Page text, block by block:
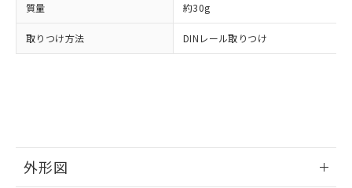
質量 約30g
取りつけ方法 DINレール取りつけ
外形図
お客様が当ウェブサイト上で当社にご
登録された部品リストについて、当社
および当社の共同利用者が、当社の製
※3 非含有証明書ダウンロード
※本証明書は発行日時点で非含有を証明す
るもので、過去に遡って非含有を証明する